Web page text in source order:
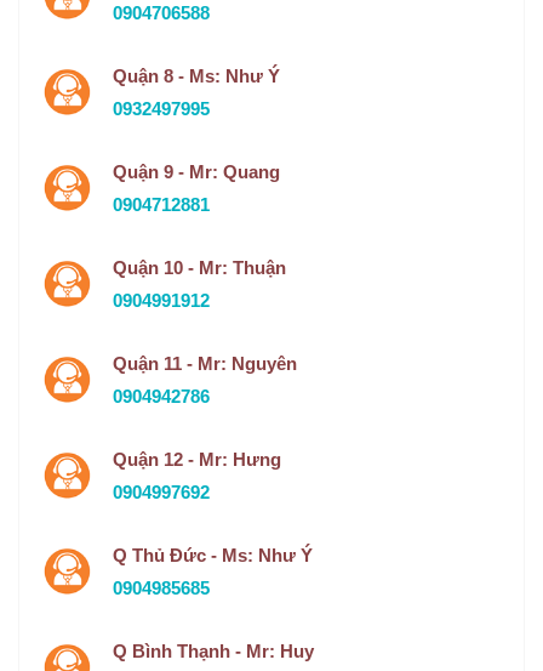
0904706588
Quận 8 - Ms: Như Ý
0932497995
Quận 9 - Mr: Quang
0904712881
Quận 10 - Mr: Thuận
0904991912
Quận 11 - Mr: Nguyên
0904942786
Quận 12 - Mr: Hưng
0904997692
Q Thủ Đức - Ms: Như Ý
0904985685
Q Bình Thạnh - Mr: Huy